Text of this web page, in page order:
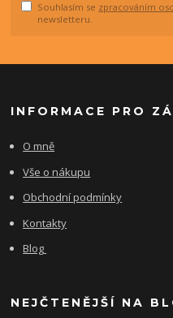
Souhlasím se zpracováním
newsletteru.
INFORMACE PRO
O mně
Vše o nákupu
Obchodní podmínky
Kontakty
Blog
NEJČTENĚJŠÍ NA